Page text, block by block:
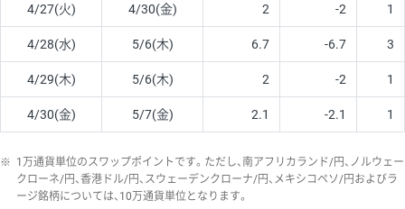
4/27(火) 4/30(金) 2 -2 1
4/28(水) 5/6(木) 6.7 -6.7 3
4/29(木) 5/6(木) 2 -2 1
4/30(金) 5/7(金) 2.1 -2.1 1
※ 1万通貨単位のスワップポイントです。ただし、南アフリカランド/円、ノルウェー
クローネ/円、香港ドル/円、スウェーデンクローナ/円、メキシコペソ/円およびラ
ージ銘柄については、10万通貨単位となります。